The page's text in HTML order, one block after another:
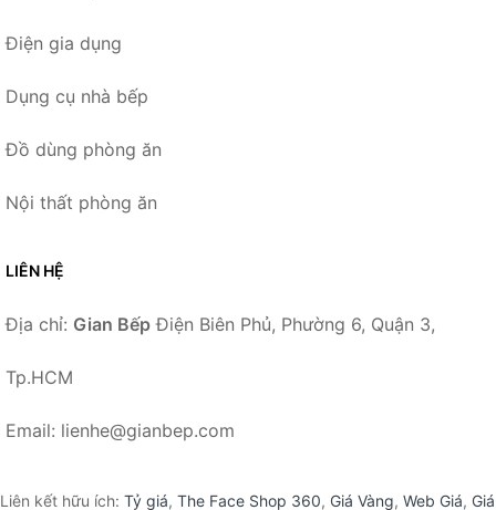
Điện gia dụng
Dụng cụ nhà bếp
Đồ dùng phòng ăn
Nội thất phòng ăn
LIÊN HỆ
Địa chỉ: Gian Bếp Điện Biên Phủ, Phường 6, Quận 3,
Tp.HCM
Email: lienhe@gianbep.com
Liên kết hữu ích: Tỷ giá, The Face Shop 360, Giá Vàng, Web Giá, Giá